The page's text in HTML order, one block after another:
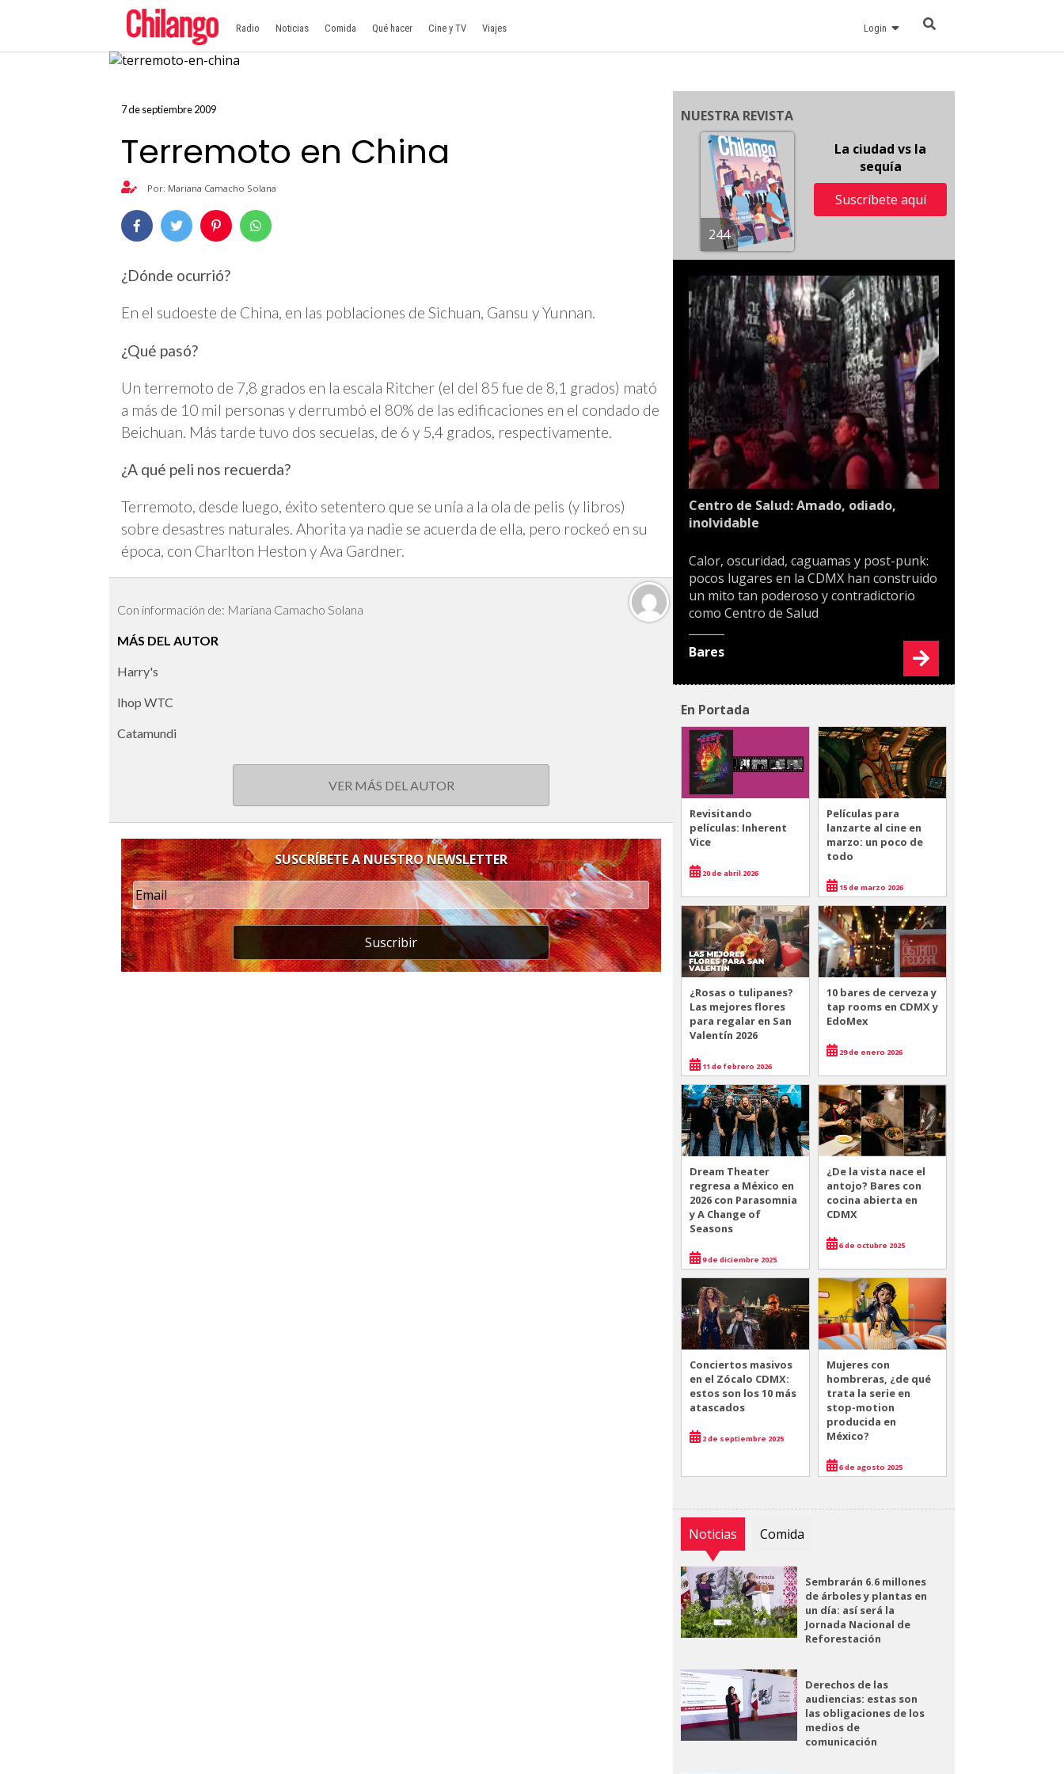
Radio Noticias Comida Qué hacer Cine y TV Viajes Login
7 de septiembre 2009
Terremoto en China
Por: Mariana Camacho Solana
¿Dónde ocurrió?
En el sudoeste de China, en las poblaciones de Sichuan, Gansu y Yunnan.
¿Qué pasó?
Un terremoto de 7,8 grados en la escala Ritcher (el del 85 fue de 8,1 grados) mató
a más de 10 mil personas y derrumbó el 80% de las edificaciones en el condado de
Beichuan. Más tarde tuvo dos secuelas, de 6 y 5,4 grados, respectivamente.
¿A qué peli nos recuerda?
Terremoto, desde luego, éxito setentero que se unía a la ola de pelis (y libros)
sobre desastres naturales. Ahorita ya nadie se acuerda de ella, pero rockeó en su
época, con Charlton Heston y Ava Gardner.
Con información de: Mariana Camacho Solana
MÁS DEL AUTOR
Harry's
Ihop WTC
Catamundi
VER MÁS DEL AUTOR
SUSCRÍBETE A NUESTRO NEWSLETTER
Suscribir
NUESTRA REVISTA
244
La ciudad vs la
sequía
Suscríbete aquí
Centro de Salud: Amado, odiado,
inolvidable
Calor, oscuridad, caguamas y post-punk:
pocos lugares en la CDMX han construido
un mito tan poderoso y contradictorio
como Centro de Salud
Bares
En Portada
Revisitando
películas: Inherent
Vice
20 de abril 2026
Películas para
lanzarte al cine en
marzo: un poco de
todo
15 de marzo 2026
¿Rosas o tulipanes?
Las mejores flores
para regalar en San
Valentín 2026
11 de febrero 2026
10 bares de cerveza y
tap rooms en CDMX y
EdoMex
29 de enero 2026
Dream Theater
regresa a México en
2026 con Parasomnia
y A Change of
Seasons
9 de diciembre 2025
¿De la vista nace el
antojo? Bares con
cocina abierta en
CDMX
6 de octubre 2025
Conciertos masivos
en el Zócalo CDMX:
estos son los 10 más
atascados
2 de septiembre 2025
Mujeres con
hombreras, ¿de qué
trata la serie en
stop-motion
producida en
México?
6 de agosto 2025
Noticias Comida
Sembrarán 6.6 millones
de árboles y plantas en
un día: así será la
Jornada Nacional de
Reforestación
Derechos de las
audiencias: estas son
las obligaciones de los
medios de
comunicación